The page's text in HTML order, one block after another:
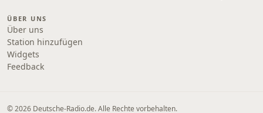
ÜBER UNS
Über uns
Station hinzufügen
Widgets
Feedback
© 2026 Deutsche-Radio.de. Alle Rechte vorbehalten.